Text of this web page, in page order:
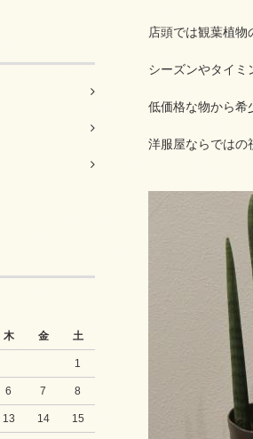
木 金 土
1
6 7 8
13 14 15
店頭では観葉植
シーズンやタイミ
低価格な物から希
洋服屋ならではの